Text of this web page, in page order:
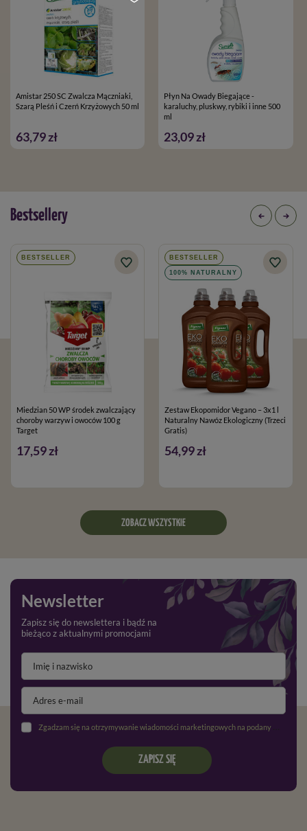
Amistar 250 SC Zwalcza Mączniaki,
Szarą Pleśń i Czerń Krzyżowych 50 ml
63,79 zł
Płyn Na Owady Biegające -
karaluchy, pluskwy, rybiki i inne 500
ml
23,09 zł
Bestsellery
BESTSELLER
Miedzian 50 WP środek zwalczający
choroby warzyw i owoców 100 g
Target
17,59 zł
BESTSELLER
100% NATURALNY
Zestaw Ekopomidor Vegano – 3x1 l
Naturalny Nawóz Ekologiczny (Trzeci
Gratis)
54,99 zł
ZOBACZ WSZYSTKIE
Newsletter
Zapisz się do newslettera i bądź na
bieżąco z aktualnymi promocjami
Zgadzam się na otrzymywanie wiadomości marketingowych na podany adres e-mail oraz przetwarzanie danych osobowych zgodnie z
ZAPISZ SIĘ